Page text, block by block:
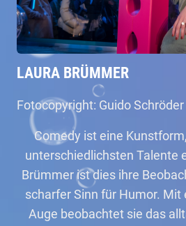
LAURA BRÜMMER
Fotocopyright: Guido Schröder
Comedy ist eine
unterschiedlichsten Talente
Brümmer ist dies ihre
scharfer Sinn für Humor. Mit
Auge beobachtet sie das